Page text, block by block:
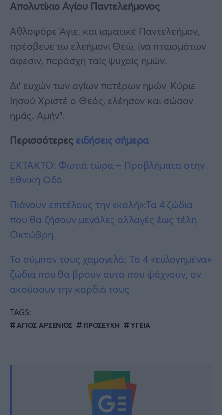
Απολυτίκιο Αγίου Παντελεήμονος
Αθλοφόρε Άγιε, και ιαματικέ Παντελεήμον,
πρέσβευε τω ελεήμονι Θεώ, ίνα πταισμάτων
άφεσιν, παράσχη ταίς ψυχαίς ημών.
Δι’ ευχών των αγίων πατέρων ημών, Κύριε
Ιησού Χριστέ ο Θεός, ελέησον και σώσον
ημάς. Αμήν”.
Περισσότερες ειδήσεις σήμερα
ΈΚΤΑΚΤΟ: Φωτιά τώρα – Προβλήματα στην
Εθνική Οδό
Πιάνουν επιτέλους την «καλή»:Τα 4 ζώδια
που θα ζήσουν μεγάλες αλλαγές έως τέλη
Οκτώβρη
Το σύμπαν τους χαμογελά: Τα 4 «ευλογημένα»
ζώδια που θα βρουν αυτό που ψάχνουν, αν
ακούσουν την καρδιά τους
TAGS:
ΑΓΙΟΣ ΑΡΣΕΝΙΟΣ ΠΡΟΣΕΥΧΗ ΥΓΕΙΑ